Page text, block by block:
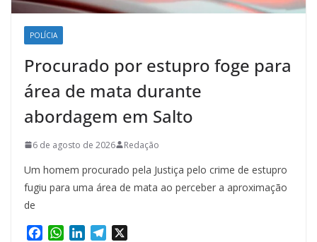
POLÍCIA
Procurado por estupro foge para
área de mata durante
abordagem em Salto
6 de agosto de 2026 Redação
Um homem procurado pela Justiça pelo crime de estupro
fugiu para uma área de mata ao perceber a aproximação
de
W